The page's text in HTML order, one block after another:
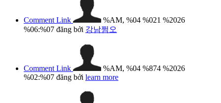
Comment Link
%AM, %04 %021 %2026
%06:%07 đăng bởi 강남쩜오
Comment Link
%AM, %04 %874 %2026
%02:%07 đăng bởi learn more